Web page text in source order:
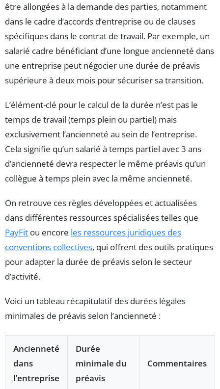
être allongées à la demande des parties, notamment
dans le cadre d’accords d’entreprise ou de clauses
spécifiques dans le contrat de travail. Par exemple, un
salarié cadre bénéficiant d’une longue ancienneté dans
une entreprise peut négocier une durée de préavis
supérieure à deux mois pour sécuriser sa transition.
L’élément-clé pour le calcul de la durée n’est pas le
temps de travail (temps plein ou partiel) mais
exclusivement l’ancienneté au sein de l’entreprise.
Cela signifie qu’un salarié à temps partiel avec 3 ans
d’ancienneté devra respecter le même préavis qu’un
collègue à temps plein avec la même ancienneté.
On retrouve ces règles développées et actualisées
dans différentes ressources spécialisées telles que
PayFit ou encore les ressources juridiques des
conventions collectives, qui offrent des outils pratiques
pour adapter la durée de préavis selon le secteur
d’activité.
Voici un tableau récapitulatif des durées légales
minimales de préavis selon l’ancienneté :
Ancienneté
dans
l’entreprise
Durée
minimale du
préavis
Commentaires